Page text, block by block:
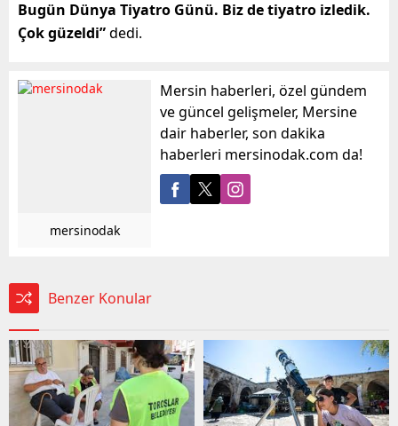
Bugün Dünya Tiyatro Günü. Biz de tiyatro izledik.
Çok güzeldi”dedi.
mersinodak
Mersin haberleri, özel gündem
ve güncel gelişmeler, Mersine
dair haberler, son dakika
haberleri mersinodak.com da!
Benzer Konular